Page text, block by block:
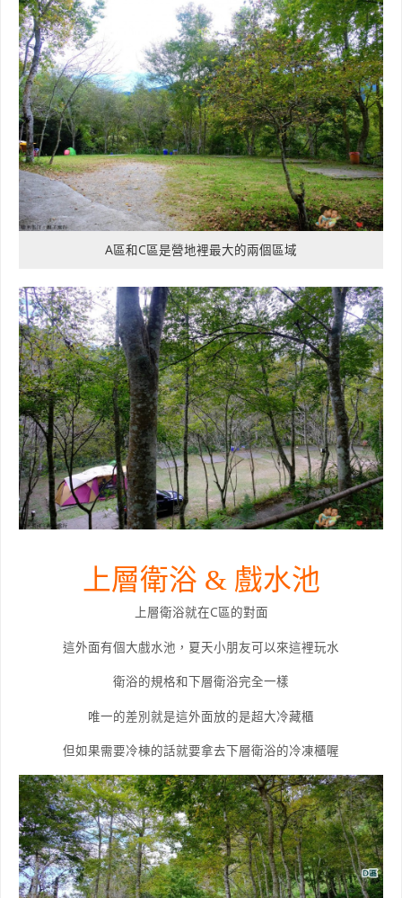
A區和C區是營地裡最大的兩個區域
上層衛浴 & 戲水池
上層衛浴就在C區的對面
這外面有個大戲水池，夏天小朋友可以來這裡玩水
衛浴的規格和下層衛浴完全一樣
唯一的差別就是這外面放的是超大冷藏櫃
但如果需要冷棟的話就要拿去下層衛浴的冷凍櫃喔